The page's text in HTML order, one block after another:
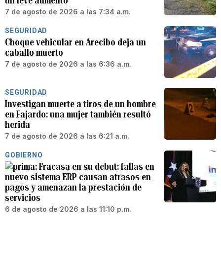
7 de agosto de 2026 a las 7:34 a.m.
SEGURIDAD
Choque vehicular en Arecibo deja un
caballo muerto
7 de agosto de 2026 a las 6:36 a.m.
SEGURIDAD
Investigan muerte a tiros de un hombre
en Fajardo: una mujer también resultó
herida
7 de agosto de 2026 a las 6:21 a.m.
GOBIERNO
Fracasa en su debut: fallas en
nuevo sistema ERP causan atrasos en
pagos y amenazan la prestación de
servicios
6 de agosto de 2026 a las 11:10 p.m.